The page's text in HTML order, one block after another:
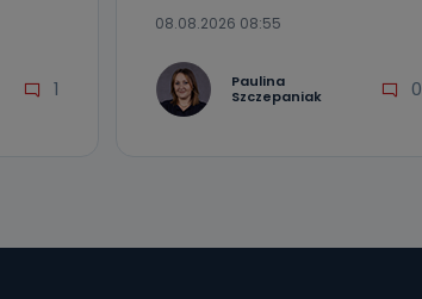
1
08.08.2026 08:55
Paulina
Szczepaniak
0